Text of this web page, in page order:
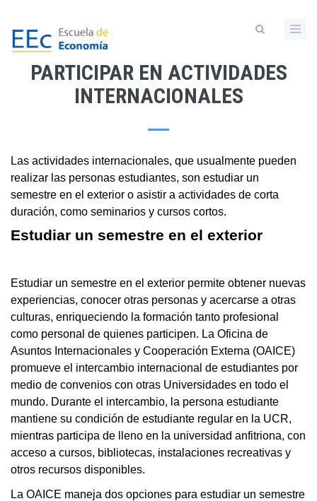
contenido
PARTICIPAR EN ACTIVIDADES
INTERNACIONALES
Las actividades internacionales, que usualmente pueden
realizar las personas estudiantes, son estudiar un
semestre en el exterior o asistir a actividades de corta
duración, como seminarios y cursos cortos.
Estudiar un semestre en el exterior
Estudiar un semestre en el exterior permite obtener nuevas
experiencias, conocer otras personas y acercarse a otras
culturas, enriqueciendo la formación tanto profesional
como personal de quienes participen. La Oficina de
Asuntos Internacionales y Cooperación Externa (OAICE)
promueve el intercambio internacional de estudiantes por
medio de convenios con otras Universidades en todo el
mundo. Durante el intercambio, la persona estudiante
mantiene su condición de estudiante regular en la UCR,
mientras participa de lleno en la universidad anfitriona, con
acceso a cursos, bibliotecas, instalaciones recreativas y
otros recursos disponibles.
La OAICE maneja dos opciones para estudiar un semestre